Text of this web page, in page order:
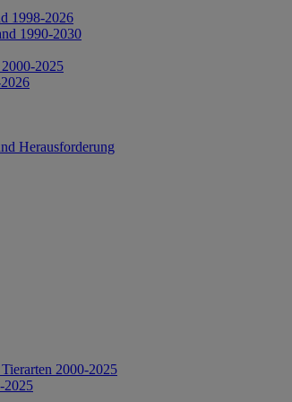
1998-2026
1990-2030
2025
Herausforderung
2000-2025
2025